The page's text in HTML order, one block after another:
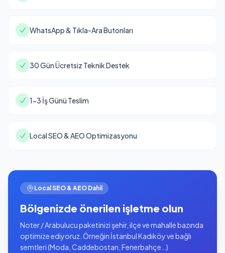
WhatsApp & Tıkla-Ara Butonları
30 Gün Ücretsiz Teknik Destek
1-3 İş Günü Teslim
Local SEO & AEO Optimizasyonu
Local SEO & AEO Dahil
Bölgenizde önerilen işletme olun
Noter / Arabulucu paketinizi şehir, ilçe ve mahalle bazında
optimize ediyoruz. Örneğin İstanbul Kadıköy ve bağlı
semtleri (Moda, Caddebostan, Fenerbahçe…)